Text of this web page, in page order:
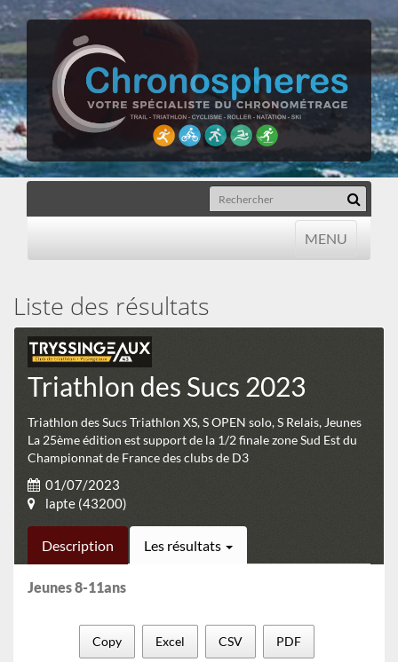
MENU
MENU
Liste des résultats
Triathlon des Sucs 2023
Triathlon des Sucs Triathlon XS, S OPEN solo, S Relais, Jeunes
La 25ème édition est support de la 1/2 finale zone Sud Est du
Championnat de France des clubs de D3
01/07/2023
lapte (43200)
Description Les résultats
Jeunes 8-11ans
Copy Excel CSV PDF